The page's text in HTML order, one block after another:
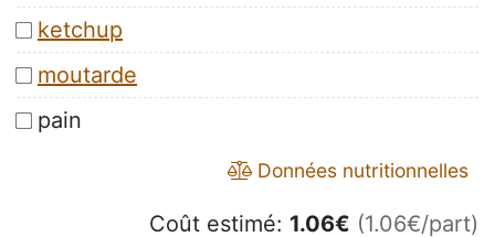
ketchup
moutarde
pain
Données nutritionnelles
Coût estimé: 1.06€ (1.06€/part)